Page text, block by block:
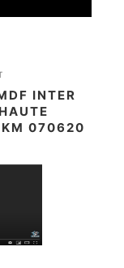
INTER
KM 070620